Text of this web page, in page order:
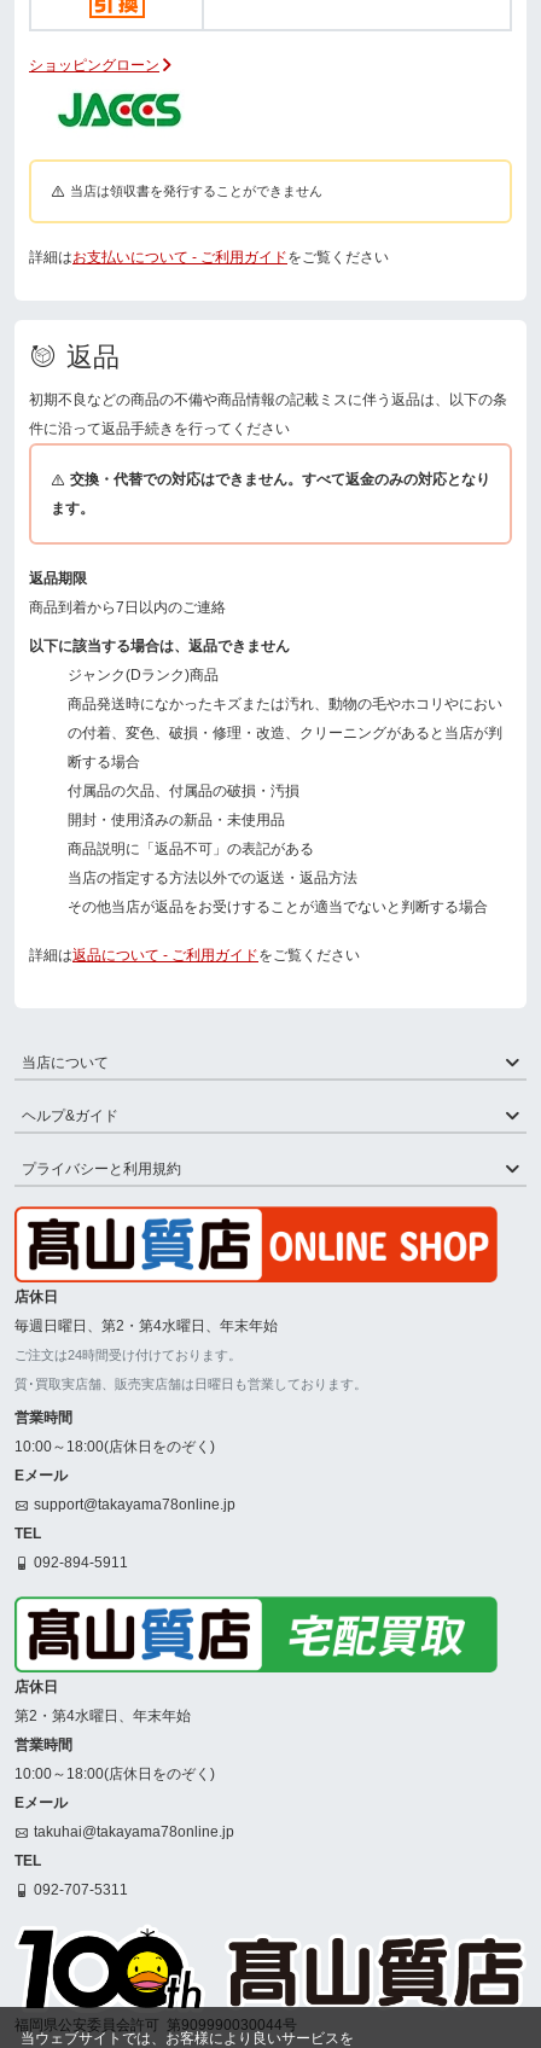
ショッピングローン
当店は領収書を発行することができません
詳細はお支払いについて - ご利用ガイドをご覧ください
返品
初期不良などの商品の不備や商品情報の記載ミスに伴う返品は、以下の条
件に沿って返品手続きを行ってください
交換・代替での対応はできません。すべて返金のみの対応となり
ます。
返品期限
商品到着から7日以内のご連絡
以下に該当する場合は、返品できません
ジャンク(Dランク)商品
商品発送時になかったキズまたは汚れ、動物の毛やホコリやにおい
の付着、変色、破損・修理・改造、クリーニングがあると当店が判
断する場合
付属品の欠品、付属品の破損・汚損
開封・使用済みの新品・未使用品
商品説明に「返品不可」の表記がある
当店の指定する方法以外での返送・返品方法
その他当店が返品をお受けすることが適当でないと判断する場合
詳細は返品について - ご利用ガイドをご覧ください
当店について
ヘルプ&ガイド
プライバシーと利用規約
店休日
毎週日曜日、第2・第4水曜日、年末年始
ご注文は24時間受け付けております。
質･買取実店舗、販売実店舗は日曜日も営業しております。
営業時間
10:00～18:00(店休日をのぞく)
Eメール
support@takayama78online.jp
TEL
092-894-5911
店休日
第2・第4水曜日、年末年始
営業時間
10:00～18:00(店休日をのぞく)
Eメール
takuhai@takayama78online.jp
TEL
092-707-5311
福岡県公安委員会許可 第909990030044号
当ウェブサイトでは、お客様により良いサービスを